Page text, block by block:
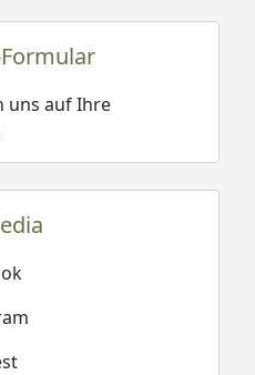
uns auf Ihre